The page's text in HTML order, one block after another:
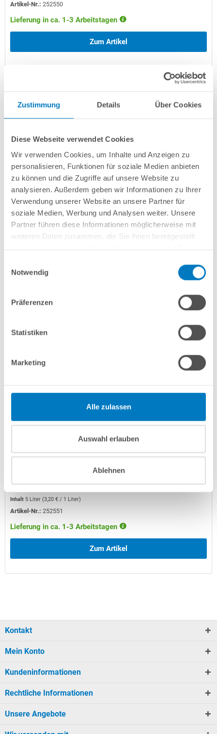
Zustimmung Details Über Cookies
Diese Webseite verwendet Cookies
Wir verwenden Cookies, um Inhalte und Anzeigen zu
personalisieren, Funktionen für soziale Medien anbieten
zu können und die Zugriffe auf unsere Website zu
analysieren. Außerdem geben wir Informationen zu Ihrer
Verwendung unserer Website an unsere Partner für
soziale Medien, Werbung und Analysen weiter. Unsere
Partner führen diese Informationen möglicherweise mit
weiteren Daten zusammen, die Sie ihnen bereitgestellt
Notwendig
Präferenzen
Statistiken
Marketing
Alle zulassen
Auswahl erlauben
Ablehnen
Artikel-Nr.:252550
Lieferung in ca. 1-3 Arbeitstagen
Zum Artikel
PROPOOL Winterkonservierer 3 x 1 l schaumfrei
Kurzbeschreibung
13,99 € * (-44,02% vom UVP)
UVP:24,99 € *
Lieferung in ca. 1-3 Arbeitstagen
Kurzbeschreibung
Inhalt 5 Liter(3,20 € / 1 Liter)
Artikel-Nr.:252551
Lieferung in ca. 1-3 Arbeitstagen
Zum Artikel
Kontakt
Mein Konto
Kundeninformationen
Rechtliche Informationen
Unsere Angebote